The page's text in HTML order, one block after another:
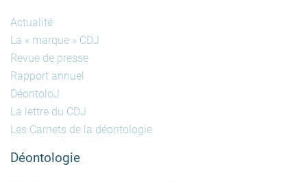
Actualité
La « marque » CDJ
Revue de presse
Rapport annuel
DéontoloJ
La lettre du CDJ
Les Carnets de la déontologie
Déontologie